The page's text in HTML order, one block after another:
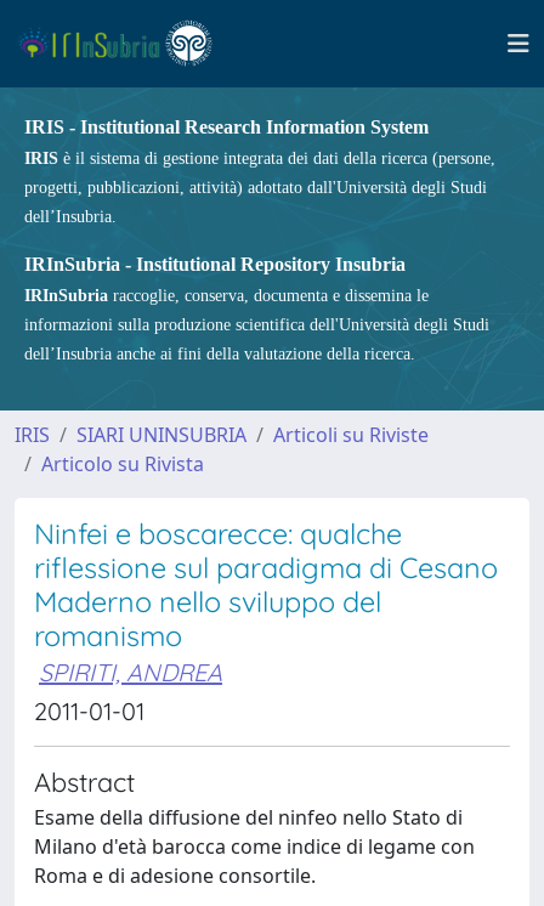
IRIS - Institutional Research Information System
IRIS è il sistema di gestione integrata dei dati della ricerca (persone,
progetti, pubblicazioni, attività) adottato dall'Università degli Studi
dell’Insubria.
IRInSubria - Institutional Repository Insubria
IRInSubria raccoglie, conserva, documenta e dissemina le
informazioni sulla produzione scientifica dell'Università degli Studi
dell’Insubria anche ai fini della valutazione della ricerca.
IRIS SIARI UNINSUBRIA
Articoli su Riviste
Articolo su Rivista
Ninfei e boscarecce: qualche
riflessione sul paradigma di Cesano
Maderno nello sviluppo del
romanismo
SPIRITI, ANDREA
2011-01-01
Abstract
Esame della diffusione del ninfeo nello Stato di
Milano d'età barocca come indice di legame con
Roma e di adesione consortile.